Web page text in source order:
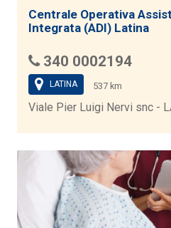
Centrale Operativa
Integrata (ADI) Latina
340 0002194
LATINA 537 km
Viale Pier Luigi Nervi snc -